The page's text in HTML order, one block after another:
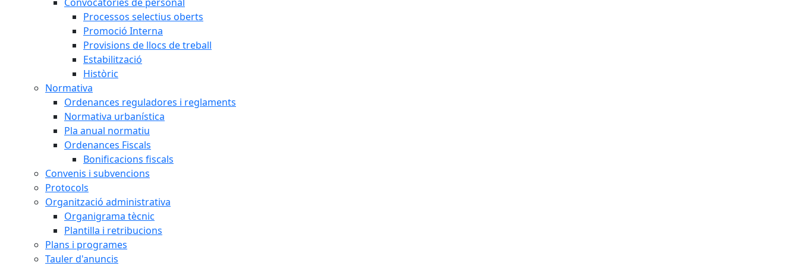
Processos selectius oberts
Promoció Interna
Provisions de llocs de treball
Estabilització
Històric
Normativa
Ordenances reguladores i reglaments
Normativa urbanística
Pla anual normatiu
Ordenances Fiscals
Bonificacions fiscals
Convenis i subvencions
Protocols
Organització administrativa
Organigrama tècnic
Plantilla i retribucions
Plans i programes
Tauler d'anuncis